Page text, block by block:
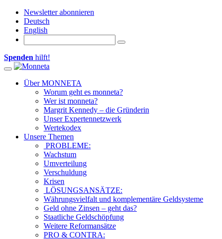
Newsletter abonnieren
Deutsch
English
Spenden hilft!
Toggle navigation
Über MONNETA
Worum geht es monneta?
Wer ist monneta?
Margrit Kennedy – die Gründerin
Unser Expertennetzwerk
Wertekodex
Unsere Themen
PROBLEME:
Wachstum
Umverteilung
Verschuldung
Krisen
LÖSUNGSANSÄTZE:
Währungsvielfalt und komplementäre Geldsysteme
Geld ohne Zinsen – geht das?
Staatliche Geldschöpfung
Weitere Reformansätze
PRO & CONTRA: